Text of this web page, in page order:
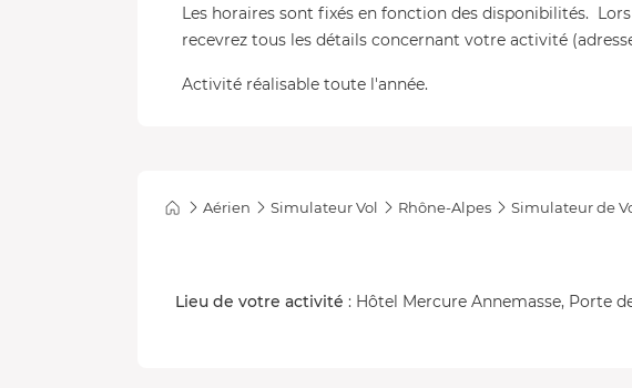
Les horaires sont fixés en fonction des disponibilités.
recevrez tous les détails concernant votre activité
Activité réalisable toute l'année.
Aérien Simulateur Vol Rhône-Alpes Simulateur de
Lieu de votre activité : Hôtel Mercure Annemasse, Porte